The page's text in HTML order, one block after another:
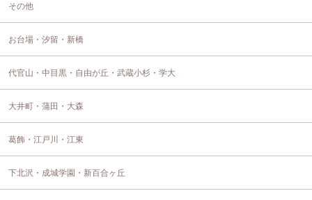
その他
お台場・汐留・新橋
代官山・中目黒・自由が丘・武蔵小杉・学大
大井町・蒲田・大森
葛飾・江戸川・江東
下北沢・成城学園・新百合ヶ丘